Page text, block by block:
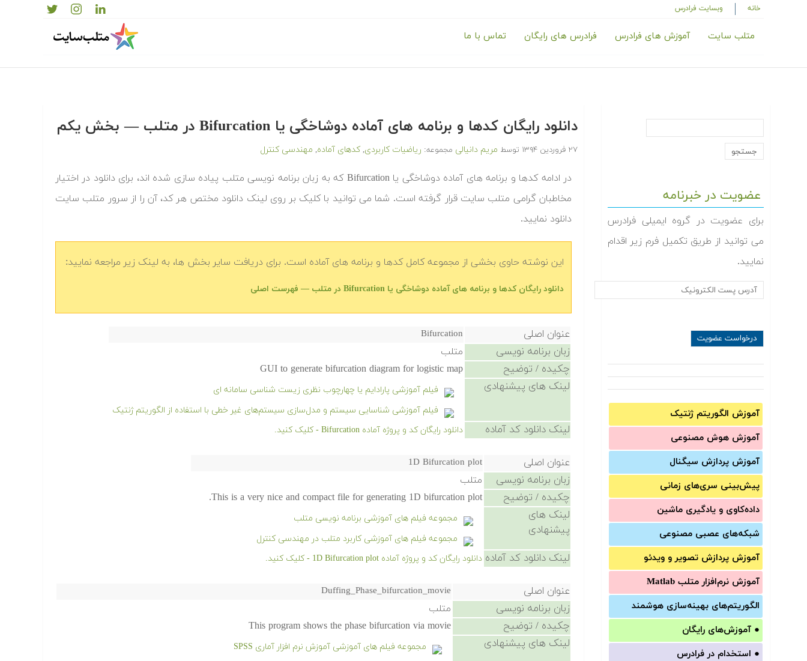
خانه وبسایت فرادرس
متلب سایت آموزش های فرادرس فرادرس های رایگان تماس با ما
عضویت در خبرنامه
برای عضویت در گروه ایمیلی فرادرس
می توانید از طریق تکمیل فرم زیر اقدام
نمایید.
آموزش الگوریتم ژنتیک
آموزش‌ هوش مصنوعی
آموزش‌ پردازش سیگنال
پیش‌‌بینی سری‌‌های زمانی
داده‌کاوی و یادگیری ماشین
شبکه‌های عصبی مصنوعی
آموزش‌ پردازش تصویر و ویدئو
آموزش‌ نرم‌افزار متلب Matlab
الگوریتم‌های بهینه‌سازی هوشمند
● آموزش‌های رایگان
● استخدام در فرادرس
دانلود رایگان کدها و برنامه های آماده دوشاخگی یا Bifurcation در متلب‬‬ — بخش یکم
۲۷ فروردین ۱۳۹۴ توسط مریم دانیالی مجموعه: ریاضیات کاربردی,کدهای آماده, مهندسی کنترل
‫در ادامه کدها و برنامه های آماده دوشاخگی یا Bifurcation که به زبان برنامه نویسی متلب پیاده سازی شده اند، برای دانلود در اختیار
مخاطبان گرامی متلب سایت قرار گرفته است. شما می توانید با کلیک بر روی لینک دانلود مختص هر کد، آن را از سرور متلب سایت
دانلود نمایید.‬
این نوشته حاوی بخشی از مجموعه کامل کدها و برنامه های آماده است. برای دریافت سایر بخش ها، به لینک زیر مراجعه نمایید:
دانلود رایگان کدها و برنامه های آماده دوشاخگی یا Bifurcation در متلب‬‬ — فهرست اصلی
عنوان اصلی Bifurcation
زبان برنامه نویسی متلب
چکیده / توضیح GUI to generate bifurcation diagram for logistic map
لینک های پیشنهادی
فیلم آموزشی پارادایم یا چهارچوب نظری زیست شناسی سامانه ای
فیلم آموزشی شناسایی سیستم و مدل‌سازی سیستم‌های غیر خطی با استفاده از الگوریتم ژنتیک
لینک دانلود کد آماده دانلود رایگان کد و پروژه آماده Bifurcation - کلیک کنید.
عنوان اصلی 1D Bifurcation plot
زبان برنامه نویسی متلب
چکیده / توضیح This is a very nice and compact file for generating 1D bifurcation plot.
لینک های
پیشنهادی
مجموعه فیلم های آموزشی برنامه نویسی متلب
مجموعه فیلم های آموزشی کاربرد متلب در مهندسی کنترل
لینک دانلود کد آماده دانلود رایگان کد و پروژه آماده 1D Bifurcation plot - کلیک کنید.
عنوان اصلی Duffing_Phase_bifurcation_movie
زبان برنامه نویسی متلب
چکیده / توضیح This program shows the phase bifurcation via movie
لینک های پیشنهادی
مجموعه فیلم های آموزشی آموزش نرم افزار آماری SPSS